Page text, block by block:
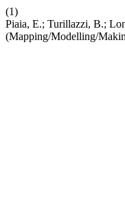
(1)
Piaia, E.; Turillazzi, B.;
(Mapping/Modelling/